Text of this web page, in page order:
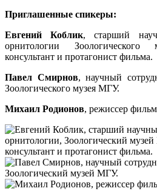
Приглашенные спикеры:
Евгений Коблик, старший
орнитологии
консультант и протагонист фильма.
Павел Смирнов, научный
Зоологического музея МГУ.
Михаил Родионов, режиссер